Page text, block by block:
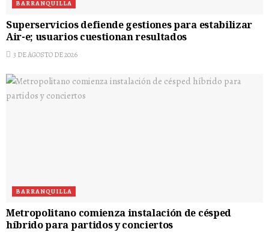
BARRANQUILLA
Superservicios defiende gestiones para estabilizar
Air-e; usuarios cuestionan resultados
3 DE AGOSTO DE 2026
BARRANQUILLA
Metropolitano comienza instalación de césped
híbrido para partidos y conciertos